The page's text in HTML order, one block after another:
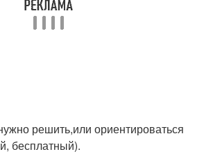
решить,или ориентироваться
бесплатный).